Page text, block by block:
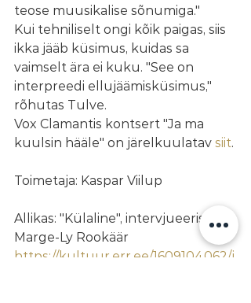
teose muusikalise sõnumiga."
Kui tehniliselt ongi kõik paigas, siis
ikka jääb küsimus, kuidas sa
vaimselt ära ei kuku. "See on
interpreedi ellujäämisküsimus,"
rõhutas Tulve.
Vox Clamantis kontsert "Ja ma
kuulsin hääle" on järelkuulatav siit.
Toimetaja: Kaspar Viilup
Allikas: "Külaline", intervjueeris
Marge-Ly Rookäär
https://kultuur.err.ee/1609104062/j